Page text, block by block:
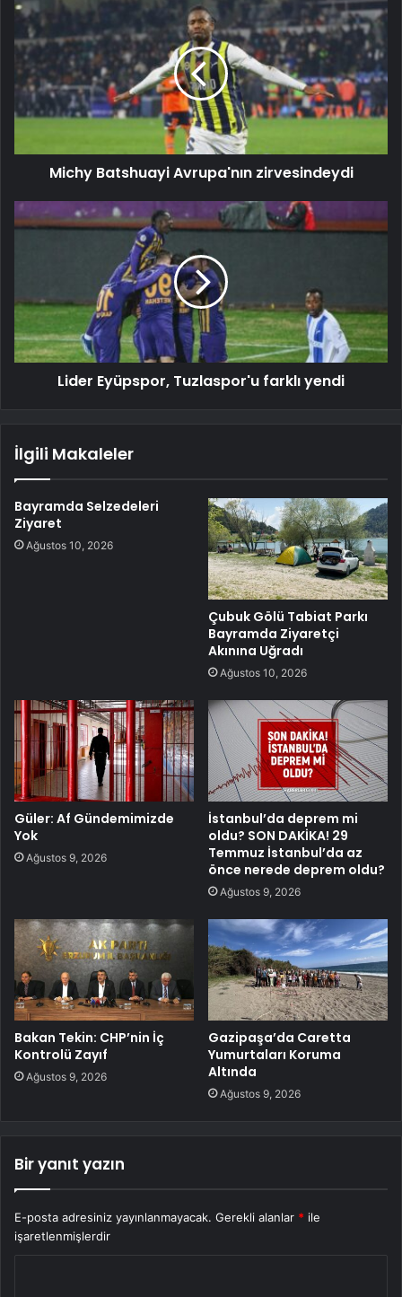
Michy Batshuayi Avrupa'nın zirvesindeydi
Lider Eyüpspor, Tuzlaspor'u farklı yendi
İlgili Makaleler
Bayramda Selzedeleri
Ziyaret
Ağustos 10, 2026
Çubuk Gölü Tabiat Parkı
Bayramda Ziyaretçi
Akınına Uğradı
Ağustos 10, 2026
Güler: Af Gündemimizde
Yok
Ağustos 9, 2026
İstanbul’da deprem mi
oldu? SON DAKİKA! 29
Temmuz İstanbul’da az
önce nerede deprem oldu?
Ağustos 9, 2026
Bakan Tekin: CHP’nin İç
Kontrolü Zayıf
Ağustos 9, 2026
Gazipaşa’da Caretta
Yumurtaları Koruma
Altında
Ağustos 9, 2026
Bir yanıt yazın
E-posta adresiniz yayınlanmayacak. Gerekli alanlar * ile
işaretlenmişlerdir